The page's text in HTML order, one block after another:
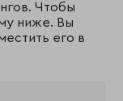
Чтобы
ниже. Вы
его в